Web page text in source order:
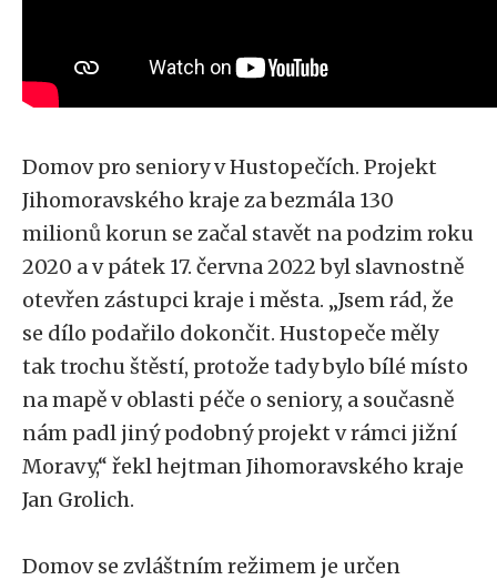
Domov pro seniory v Hustopečích. Projekt
Jihomoravského kraje za bezmála 130
milionů korun se začal stavět na podzim roku
2020 a v pátek 17. června 2022 byl slavnostně
otevřen zástupci kraje i města. „Jsem rád, že
se dílo podařilo dokončit. Hustopeče měly
tak trochu štěstí, protože tady bylo bílé místo
na mapě v oblasti péče o seniory, a současně
nám padl jiný podobný projekt v rámci jižní
Moravy,“ řekl hejtman Jihomoravského kraje
Jan Grolich.
Domov se zvláštním režimem je určen